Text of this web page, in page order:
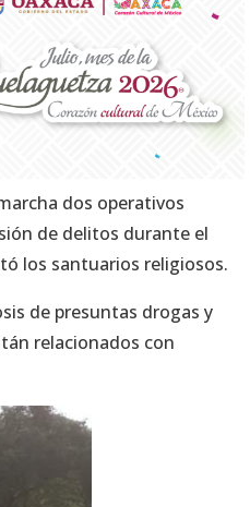
dos operativos
de delitos durante el
los santuarios religiosos.
de presuntas drogas y
relacionados con